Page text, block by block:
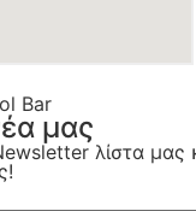
Bar
μας
λίστα μας